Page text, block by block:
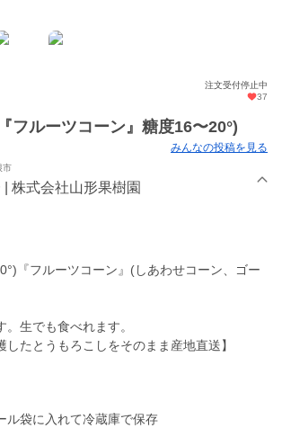
注文受付停止中
37
フルーツコーン』糖度16〜20°)
みんなの投稿を見る
市
| 株式会社山形果樹園
『フルーツコーン』(しあわせコーン、ゴー
生でも食べれます。
ル袋に入れて冷蔵庫で保存